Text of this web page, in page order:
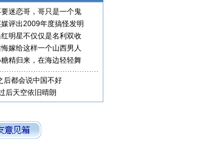
迷恋哥，哥只是一个鬼
评出2009年度搞怪发明
红明星不仅仅是名利双收
悔嫁给这样一个山西男人
精归来，在海边轻轻舞
后都会说中国不好
后天空依旧晴朗